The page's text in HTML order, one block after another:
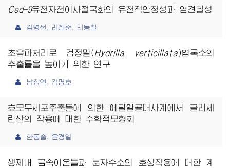
Ced-9유전자전이사철국화의 유전적안정성과 염견딜성
김명선, 리철준, 리동철
초음파처리로 검정말( Hydrilla verticillata)엽록소의
추출률을 높이기 위한 연구
남창연, 김명호
효모무세포추출물에 의한 에틸알콜대사계에서 글리세
린산의 작용에 대한 수학적모형화
한동술, 윤경일
생체내 금속이온들과 분자수소의 호상작용에 대한 계